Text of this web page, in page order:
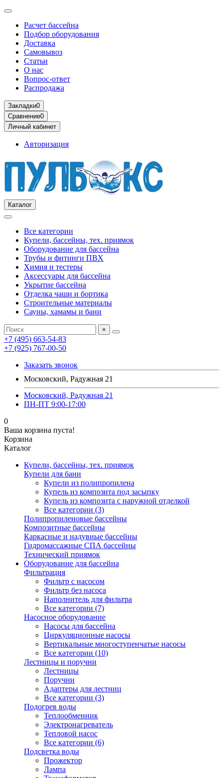
Расчет бассейна
Подбор оборудования
Доставка
Самовывоз
Статьи
О нас
Вопрос-ответ
Распродажа
Закладки0
Сравнение0
Личный кабинет
Авторизация
Каталог
Все категории
Купели, бассейны, тех. приямок
Оборудование для бассейна
Трубы и фитинги ПВХ
Химия и тестеры
Аксессуары для бассейна
Укрытие бассейна
Отделка чаши и бортика
Строительные материалы
Сауны, хамамы и бани
×
+7 (495) 663-54-83
+7 (925) 767-00-50
Заказать звонок
Московский, Радужная 21
Московский, Радужная 21
ПН-ПТ 9:00-17:00
0
Ваша корзина пуста!
Корзина
Каталог
Купели, бассейны, тех. приямок
Купели для бани
Купели из полипропилена
Купель из композита под засыпку
Купель из композита с наружной отделкой
Все категории (3)
Полипропиленовые бассейны
Композитные бассейны
Каркасные и надувные бассейны
Гидромассажные СПА бассейны
Технический приямок
Оборудование для бассейна
Фильтрация
Фильтр с насосом
Фильтр без насоса
Наполнитель для фильтра
Все категории (7)
Насосное оборудование
Насосы для бассейна
Циркуляционные насосы
Вертикальные многоступенчатые насосы
Все категории (10)
Лестницы и поручни
Лестницы
Поручни
Адаптеры для лестниц
Все категории (3)
Подогрев воды
Теплообменник
Электронагреватель
Тепловой насос
Все категории (6)
Подсветка воды
Прожектор
Лампа